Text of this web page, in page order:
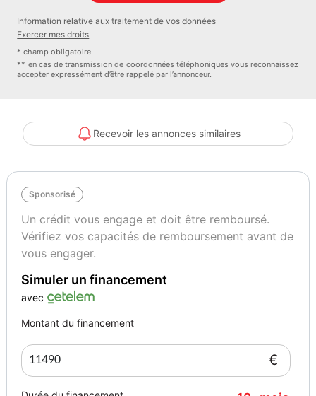
- limiteur de vitesse : oui
- ordinateur de bord : oui
- prise-12v : oui
- prise audio usb : oui
Partner 3 places 1.2 THP 100cv, entretien suivi courroie neuve et
pneus neufs, + de photos sur autoeasy .fr/quimper, carte grise sur
kangoo spacetourer verso scénic 5008 combo 7PL taxi transport
personnes,
____________________________________________
- sous réserve d’erreur de saisie.
- Prix du véhicule hors frais de mise à la route de 300euro (au choix
parmi les 2 packs ci dessous) et certificat d’immatriculation (carte
grise).
- Nettoyage intérieur / extérieur essentiel
- 1/4 du réservoir
- Frais de Gestion
Information relative aux traitement de vos données
Exercer mes droits
* champ obligatoire
** en cas de transmission de coordonnées téléphoniques vous reconnaissez
accepter expressément d’être rappelé par l’annonceur.
Recevoir les annonces similaires
Sponsorisé
Un crédit vous engage et doit être remboursé.
Vérifiez vos capacités de remboursement avant de
vous engager.
Simuler un financement
avec
Montant du financement
€